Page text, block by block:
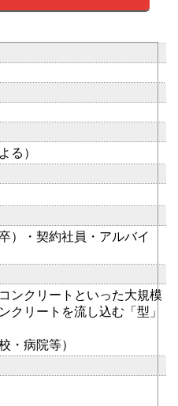
る）
）・契約社員・アルバイ
ンクリートといった大規模
クリートを流し込む「型」
・病院等）